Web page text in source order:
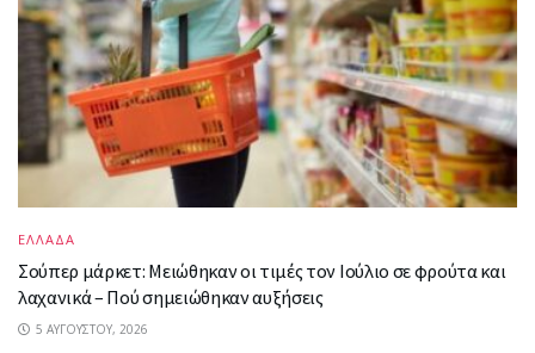
ΕΛΛΑΔΑ
Σούπερ μάρκετ: Μειώθηκαν οι τιμές τον Ιούλιο σε φρούτα και
λαχανικά – Πού σημειώθηκαν αυξήσεις
5 ΑΥΓΟΎΣΤΟΥ, 2026